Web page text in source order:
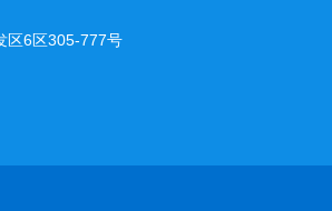
区6区305-777号